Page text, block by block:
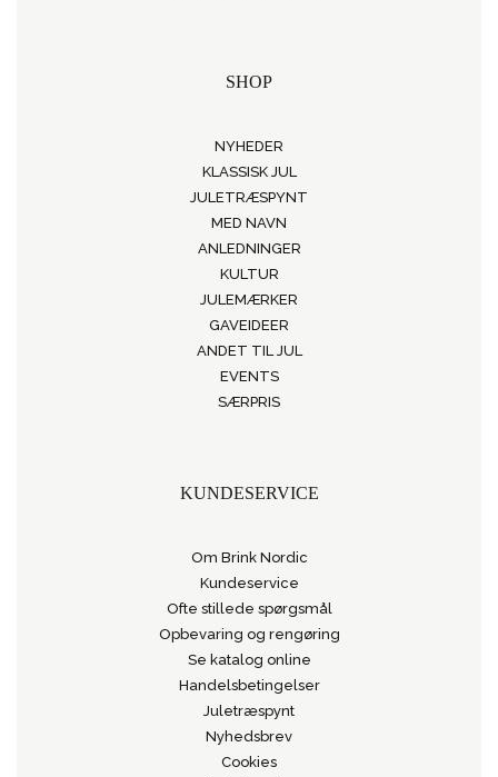
SHOP
NYHEDER
KLASSISK JUL
JULETRÆSPYNT
MED NAVN
ANLEDNINGER
KULTUR
JULEMÆRKER
GAVEIDEER
ANDET TIL JUL
EVENTS
SÆRPRIS
KUNDESERVICE
Om Brink Nordic
Kundeservice
Ofte stillede spørgsmål
Opbevaring og rengøring
Se katalog online
Handelsbetingelser
Juletræspynt
Nyhedsbrev
Cookies